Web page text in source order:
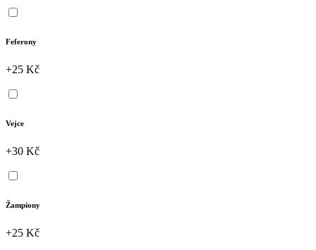
Feferony
+25 Kč
Vejce
+30 Kč
Žampiony
+25 Kč